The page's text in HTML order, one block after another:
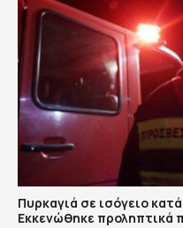
Πυρκαγιά σε ισόγειο
Εκκενώθηκε προληπτικά